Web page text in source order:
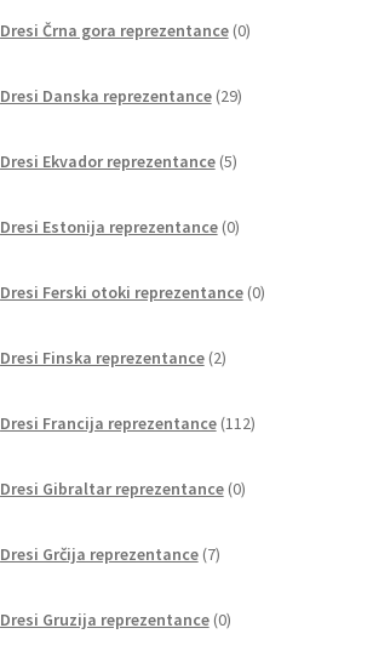
Dresi Črna gora reprezentance 0izdelkov
Dresi Danska reprezentance 29izdelkov
Dresi Ekvador reprezentance 5izdelkov
Dresi Estonija reprezentance 0izdelkov
Dresi Ferski otoki reprezentance 0izdelkov
Dresi Finska reprezentance 2izdelka
Dresi Francija reprezentance 112izdelkov
Dresi Gibraltar reprezentance 0izdelkov
Dresi Grčija reprezentance 7izdelkov
Dresi Gruzija reprezentance 0izdelkov